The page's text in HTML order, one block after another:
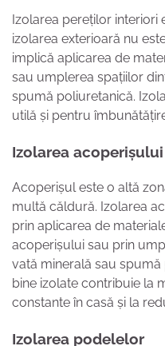
Izolarea pereților interiori
izolarea exterioară nu
implică aplicarea de
sau umplerea spațiilor
spumă poliuretanică.
utilă și pentru
Izolarea acoperișului
Acoperișul este o altă
multă căldură. Izolarea
prin aplicarea de
acoperișului sau prin
vată minerală sau
bine izolate contribuie la
constante în casă și la
Izolarea podelelor